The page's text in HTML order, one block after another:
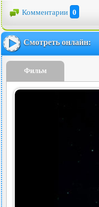
Комментарии 0
Смотреть онлайн:
Фильм